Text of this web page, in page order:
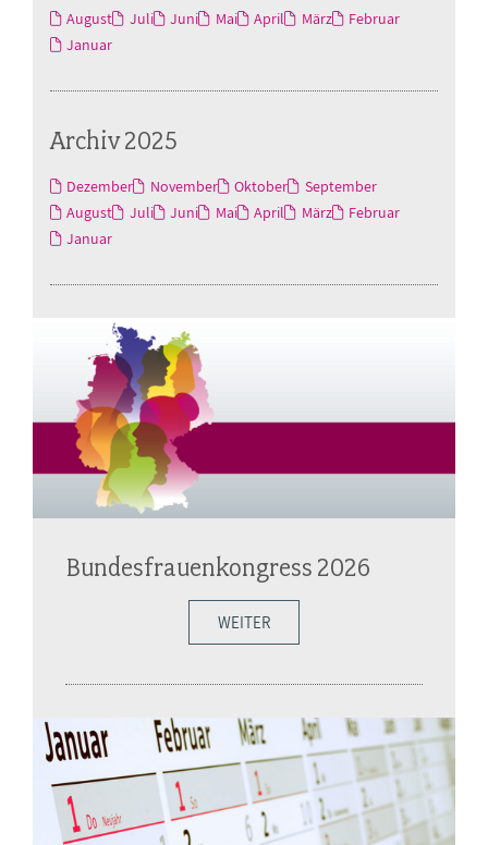
August Juli Juni Mai April März
Februar
Januar
Archiv 2025
Dezember November Oktober
September
August
Juli Juni Mai April März
Februar
Januar
Bundesfrauenkongress 2026
WEITER